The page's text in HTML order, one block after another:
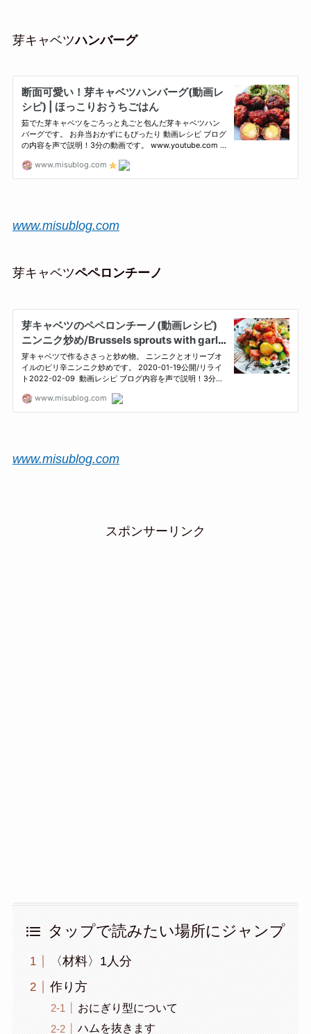
芽キャベツハンバーグ
www.misublog.com
芽キャベツペペロンチーノ
www.misublog.com
スポンサーリンク
タップで読みたい場所にジャンプ
〈材料〉1人分
作り方
おにぎり型について
ハムを抜きます